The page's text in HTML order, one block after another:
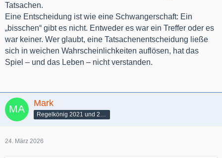
Tatsachen.
Eine Entscheidung ist wie eine Schwangerschaft: Ein
„bisschen“ gibt es nicht. Entweder es war ein Treffer oder es
war keiner. Wer glaubt, eine Tatsachenentscheidung ließe
sich in weichen Wahrscheinlichkeiten auflösen, hat das
Spiel – und das Leben – nicht verstanden.
Mark
24. März 2026